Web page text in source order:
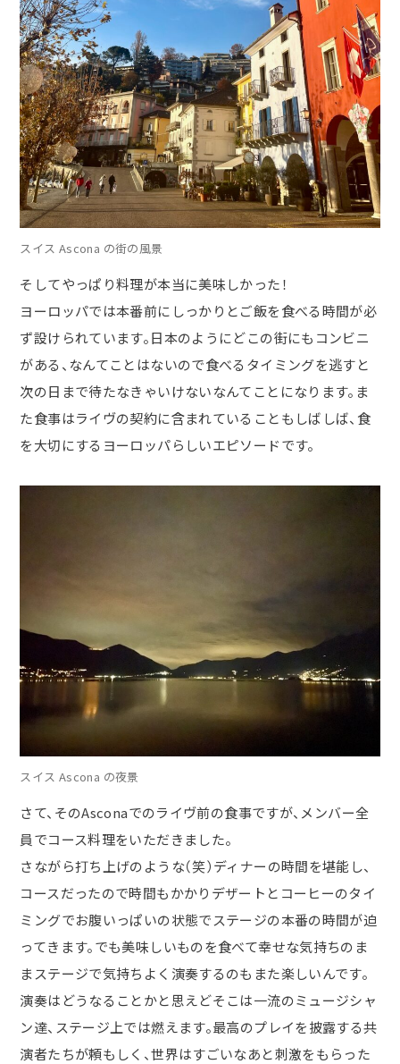
スイス Ascona の街の風景
そしてやっぱり料理が本当に美味しかった！
ヨーロッパでは本番前にしっかりとご飯を食べる時間が必
ず設けられています。日本のようにどこの街にもコンビニ
がある、なんてことはないので食べるタイミングを逃すと
次の日まで待たなきゃいけないなんてことになります。ま
た食事はライヴの契約に含まれていることもしばしば、食
を大切にするヨーロッパらしいエピソードです。
スイス Ascona の夜景
さて、そのAsconaでのライヴ前の食事ですが、メンバー全
員でコース料理をいただきました。
さながら打ち上げのような（笑）ディナーの時間を堪能し、
コースだったので時間もかかりデザートとコーヒーのタイ
ミングでお腹いっぱいの状態でステージの本番の時間が迫
ってきます。でも美味しいものを食べて幸せな気持ちのま
まステージで気持ちよく演奏するのもまた楽しいんです。
演奏はどうなることかと思えどそこは一流のミュージシャ
ン達、ステージ上では燃えます。最高のプレイを披露する共
演者たちが頼もしく、世界はすごいなあと刺激をもらった